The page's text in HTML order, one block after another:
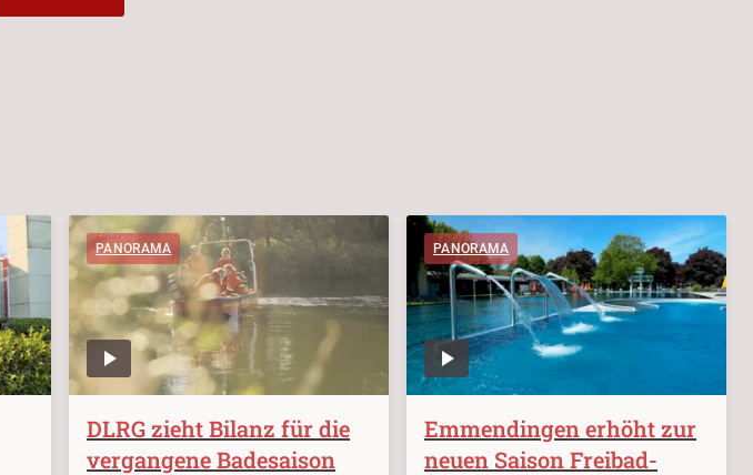
PANORAMA
DLRG zieht Bilanz für die
vergangene Badesaison
PANORAMA
Emmendingen erhöht zur
neuen Saison Freibad-